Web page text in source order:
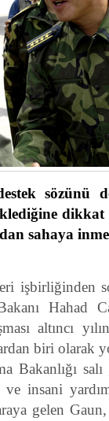
sözünü
sahaya
işbirliğinden
Hahad
altıncı
biri olarak
salı
insani yardım
gelen